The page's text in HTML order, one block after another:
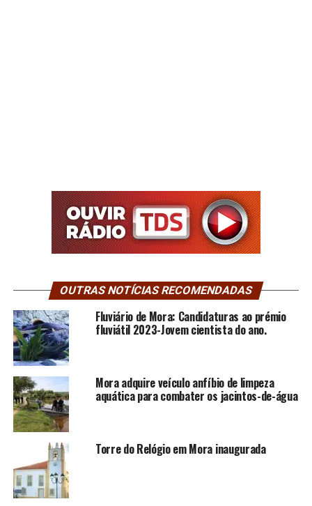
OUTRAS NOTÍCIAS RECOMENDADAS
Fluviário de Mora: Candidaturas ao prémio
fluviátil 2023-Jovem cientista do ano.
Mora adquire veículo anfíbio de limpeza
aquática para combater os jacintos-de-água
Torre do Relógio em Mora inaugurada